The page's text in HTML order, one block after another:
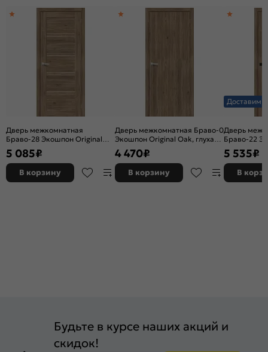
Дверь межкомнатная
Браво-28 Экошпон Original
Oak, остекленная, magic fog,
без кромки, царговая
5 085₽
В корзину
Дверь межкомнатная Браво-0
Экошпон Original Oak, глухая,
без стекла, каркасно-щитовая
4 470₽
В корзину
Доставим
Дверь
Браво-22
Oak,
без
5 535₽
В
Будьте в курсе наших акций и
скидок!